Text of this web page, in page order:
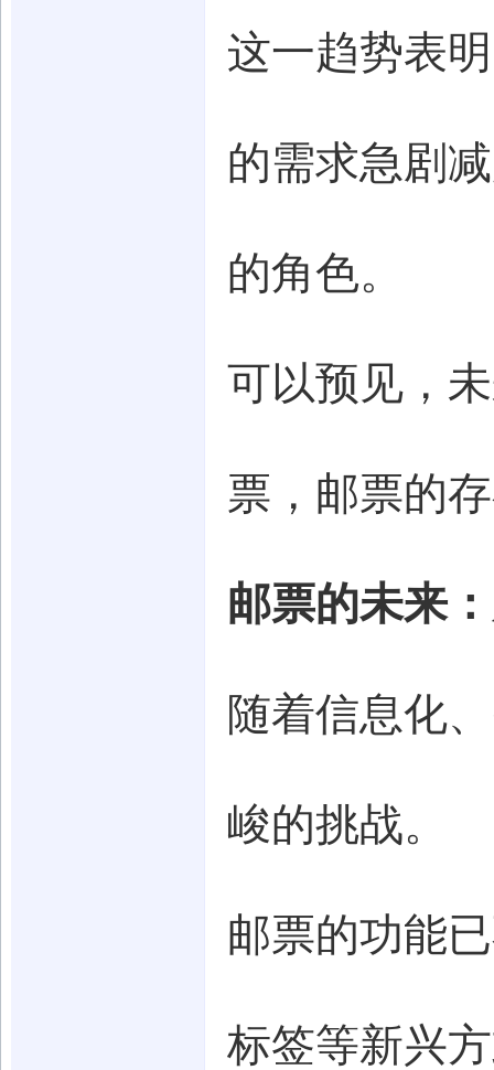
这一趋势表
的需求急剧
的角色。
可以预见，
票，邮票的
邮票的未来
随着信息化
峻的挑战。
邮票的功能
标签等新兴